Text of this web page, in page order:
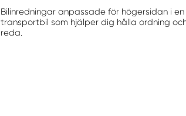
Bilinredningar anpassade för högersidan i en
transportbil som hjälper dig hålla ordning
reda.